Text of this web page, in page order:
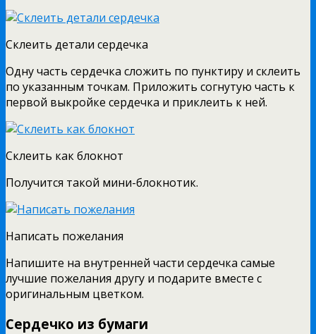
Склеить детали сердечка
Одну часть сердечка сложить по пунктиру и склеить
по указанным точкам. Приложить согнутую часть к
первой выкройке сердечка и приклеить к ней.
Склеить как блокнот
Получится такой мини-блокнотик.
Написать пожелания
Напишите на внутренней части сердечка самые
лучшие пожелания другу и подарите вместе с
оригинальным цветком.
Сердечко из бумаги